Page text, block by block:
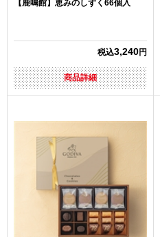
【鹿鳴館】恵みのしずく66個入
税込3,240円
商品詳細